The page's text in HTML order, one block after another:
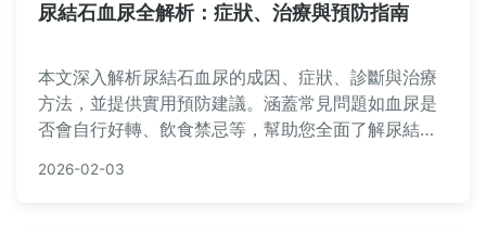
尿結石血尿全解析：症狀、治療與預防指南
本文深入解析尿結石血尿的成因、症狀、診斷與治療
方法，並提供實用預防建議。涵蓋常見問題如血尿是
否會自行好轉、飲食禁忌等，幫助您全面了解尿結石
合有相關困擾的讀者參考。
2026-02-03